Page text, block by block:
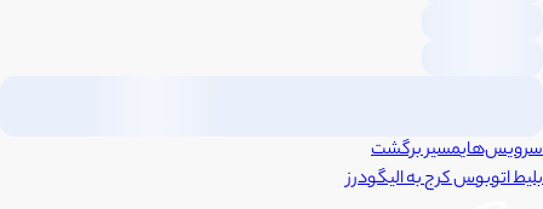
سرویس‌هایمسیر برگشت
بلیط اتوبوسکرجبهالیگودرز